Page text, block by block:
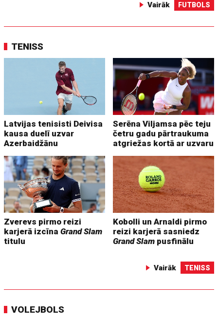
Vairāk FUTBOLS
TENISS
Latvijas tenisisti Deivisa
kausa duelī uzvar
Azerbaidžānu
Serēna Viljamsa pēc teju
četru gadu pārtraukuma
atgriežas kortā ar uzvaru
Zverevs pirmo reizi
karjerā izcīnaGrand Slam
titulu
Kobolli un Arnaldi pirmo
reizi karjerā sasniedz
Grand Slam pusfinālu
Vairāk TENISS
VOLEJBOLS